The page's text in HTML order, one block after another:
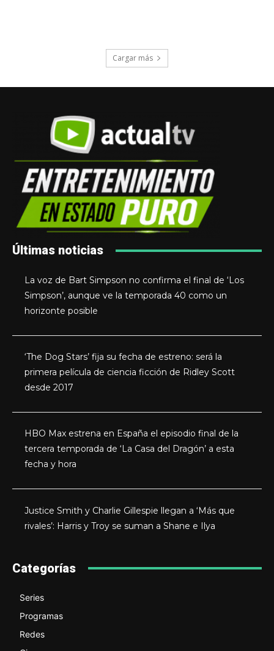
Cargar más
Últimas noticias
La voz de Bart Simpson no confirma el final de ‘Los
Simpson’, aunque ve la temporada 40 como un
horizonte posible
‘The Dog Stars’ fija su fecha de estreno: será la
primera película de ciencia ficción de Ridley Scott
desde 2017
HBO Max estrena en España el episodio final de la
tercera temporada de ‘La Casa del Dragón’ a esta
fecha y hora
Justice Smith y Charlie Gillespie llegan a ‘Más que
rivales’: Harris y Troy se suman a Shane e Ilya
Categorías
Series
Programas
Redes